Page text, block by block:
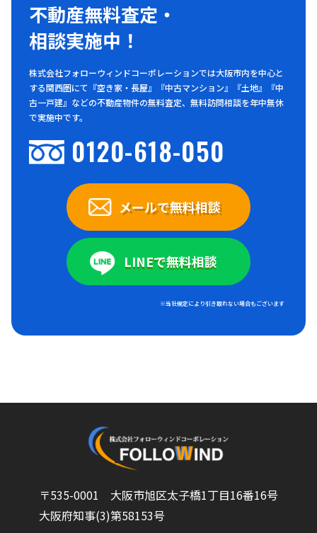
不動産無料査定・
相談実施中！
株式会社フォローウィンドコーポレーションでは大阪市内を中心と
する関西圏にて『空き家・長屋』『中古マンション』『土地』『中
古一戸建』などの不動産物件の無料査定、無料訪問相談を年中無休
で実施中です。
0120-618-050
メールで無料相談
LINEで無料相談
※当社規定により引き取れない場合もございます
〒535-0001 大阪市旭区太子橋1丁目16番16号
大阪府知事(3)第58153号